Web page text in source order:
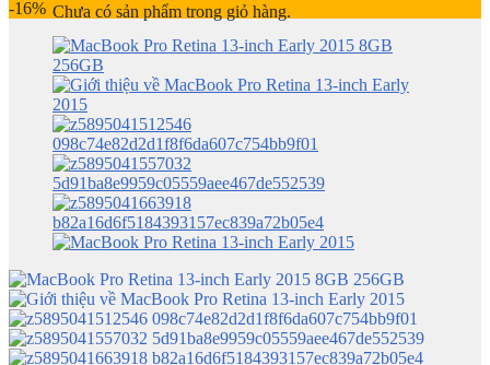
Chưa có sản phẩm trong giỏ hàng.
-16%